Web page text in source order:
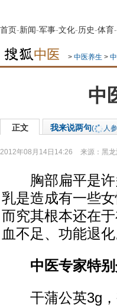
首页-新闻-军事-文化-历史-体育-
> 中医养生 >
中
正文 我来说两句( 人
2012年08月14日14:26 来源： 黑
胸部扁平是许
乳是造成有一些
而究其根本还在
血不足、功能退化
中医专家特
干蒲公英3g，